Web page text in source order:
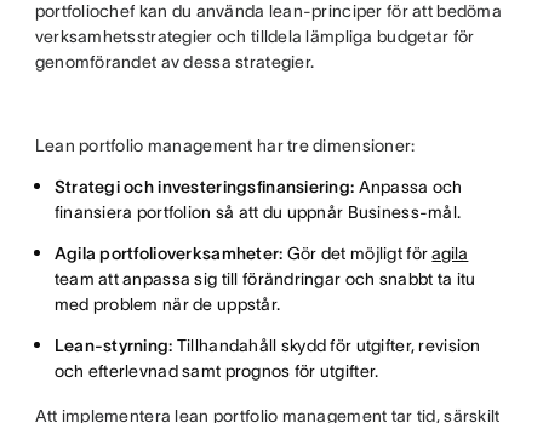
portfoliochef kan du använda lean-principer för att bedöma
verksamhetsstrategier och tilldela lämpliga budgetar för
genomförandet av dessa strategier.
Lean portfolio management har tre dimensioner:
Strategi och investeringsfinansiering: Anpassa och
finansiera portfolion så att du uppnår Business-mål.
Agila portfolioverksamheter: Gör det möjligt föragila
team att anpassa sig till förändringar och snabbt ta itu
med problem när de uppstår.
Lean-styrning: Tillhandahåll skydd för utgifter, revision
och efterlevnad samt prognos för utgifter.
Att implementera lean portfolio management tar tid, särskilt